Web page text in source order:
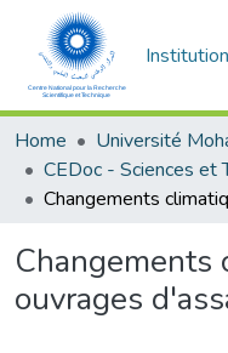
Home
Changements
ouvrages